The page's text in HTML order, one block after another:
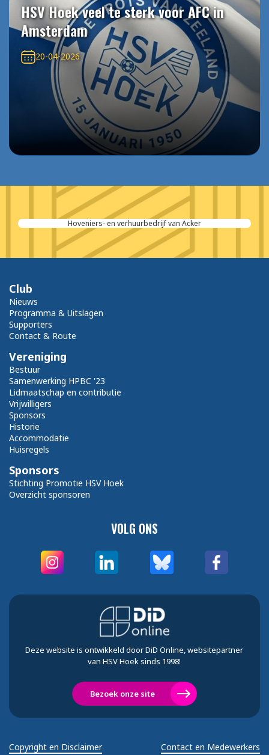
HSV Hoek veel te sterk voor AFC in
Amsterdam
20-04-2026
Hoveniers- en verhuurbedrijf van Acker
VOLG ONS
Club
Nieuws
Programma & Uitslagen
Supporters
Contact & Route
Vereniging
Bestuur
Samenwerking HPBC '23
Lidmaatschap en contributie
Vrijwilligers
Sponsors
Historie
Accommodatie
Huisregels
Sponsors
Stichting Promotie HSV Hoek
Overzicht sponsoren
Deze website is ontwikkeld door DiD Online, websitepartner
van HSV Hoek sinds 1998!
Bezoek onze site
Copyright en Disclaimer Contact en Medewerkers